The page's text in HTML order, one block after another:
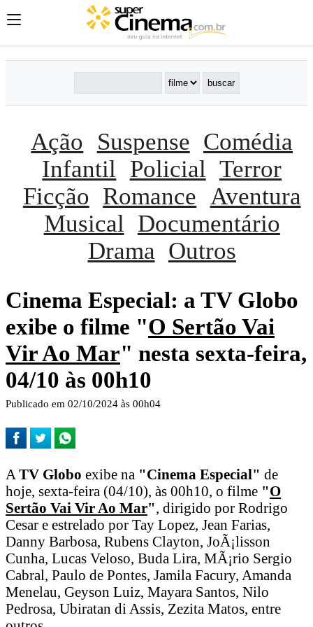
Ação Suspense Comédia
Infantil
Policial Terror
Ficção Romance Aventura
Musical
Documentário
Drama Outros
Cinema Especial: a TV Globo
exibe o filme "O Sertão Vai
Vir Ao Mar" nesta sexta-feira,
04/10 às 00h10
Publicado em 02/10/2024 às 00h04
A TV Globo exibe na "Cinema Especial" de
hoje, sexta-feira (04/10), às 00h10, o filme "O
Sertão Vai Vir Ao Mar", dirigido por Rodrigo
Cesar e estrelado por Tay Lopez, Jean Farias,
Danny Barbosa, Rubens Clayton, JoÃ¡lisson
Cunha, Lucas Veloso, Buda Lira, MÃ¡rio Sergio
Cabral, Paulo de Pontes, Jamila Facury, Amanda
Menelau, Geyson Luiz, Mayara Santos, Nilo
Pedrosa, Ubiratan di Assis, Zezita Matos, entre